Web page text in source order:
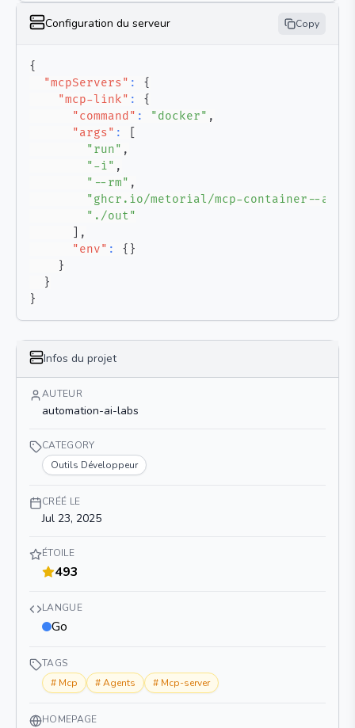
Configuration du serveur Copy
{
"mcpServers" :
{
"mcp-link" :
{
"command" : "docker" ,
"args" :
"run" ,
"-i" ,
"--rm" ,
"ghcr.io/metorial/mcp-container--
"./out"
,
"env" : { }
}
}
}
Infos du projet
AUTEUR
automation-ai-labs
CATEGORY
Outils Développeur
CRÉÉ LE
Jul 23, 2025
ÉTOILE
493
LANGUE
Go
TAGS
# Mcp #Agents # Mcp-server
HOMEPAGE